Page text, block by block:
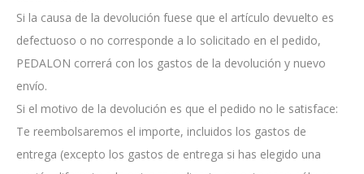
Si la causa de la devolución fuese que el artículo devuelto es
defectuoso o no corresponde a lo solicitado en el pedido,
PEDALON correrá con los gastos de la devolución y nuevo
envío.
Si el motivo de la devolución es que el pedido no le satisface:
Te reembolsaremos el importe, incluidos los gastos de
entrega (excepto los gastos de entrega si has elegido una